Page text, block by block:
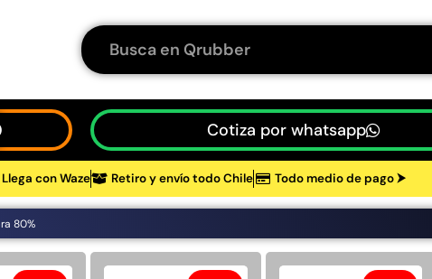
Cotiza por whatsapp
Llega con Waze Retiro y envío todo Chile Todo medio de pago ⮞
80%